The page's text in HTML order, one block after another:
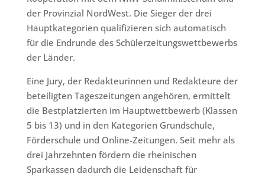
der Provinzial NordWest. Die Sieger der drei
Hauptkategorien qualifizieren sich automatisch
für die Endrunde des Schülerzeitungswettbewerbs
der Länder.
Eine Jury, der Redakteurinnen und Redakteure der
beteiligten Tageszeitungen angehören, ermittelt
die Bestplatzierten im Hauptwettbewerb (Klassen
5 bis 13) und in den Kategorien Grundschule,
Förderschule und Online-Zeitungen. Seit mehr als
drei Jahrzehnten fördern die rheinischen
Sparkassen dadurch die Leidenschaft für